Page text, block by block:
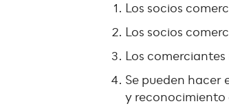
Los socios
Los socios
Los
Se pueden hacer
y reconocimiento